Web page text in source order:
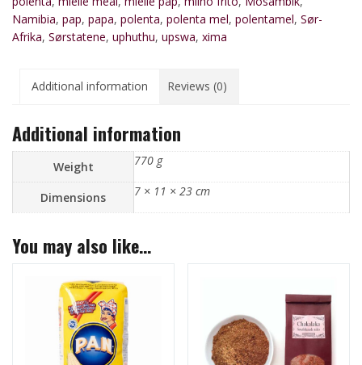
Namibia, pap, papa, polenta, polenta mel, polentamel, Sør-
Afrika, Sørstatene, uphuthu, upswa, xima
Additional information Reviews (0)
Additional information
Weight 770 g
Dimensions 7 × 11 × 23 cm
You may also like…